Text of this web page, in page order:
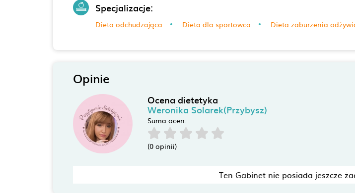
Specjalizacje:
Dieta odchudzająca Dieta dla sportowca Dieta zaburzenia
Opinie
Ocena dietetyka
Weronika Solarek(Przybysz)
Suma ocen:
(0 opinii)
Ten Gabinet nie posiada jeszcze